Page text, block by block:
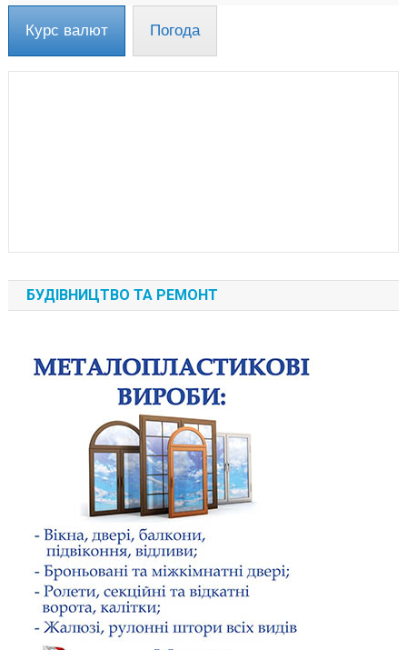
Курс валют Погода
БУДІВНИЦТВО ТА РЕМОНТ